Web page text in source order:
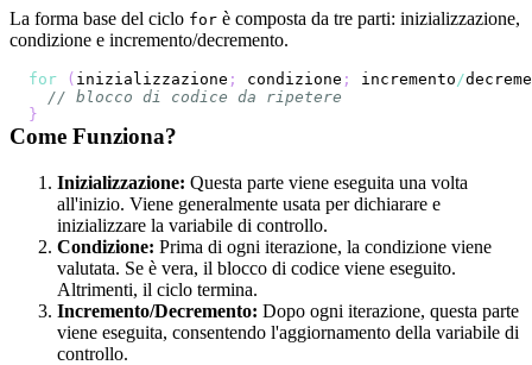
La forma base del ciclo for è composta da tre parti: inizializzazione,
condizione e incremento/decremento.
for ( inizializzazione ; condizione ; incremento /
// blocco di codice da ripetere
}
Come Funziona?
Inizializzazione: Questa parte viene eseguita una volta
all'inizio. Viene generalmente usata per dichiarare e
inizializzare la variabile di controllo.
Condizione: Prima di ogni iterazione, la condizione viene
valutata. Se è vera, il blocco di codice viene eseguito.
Altrimenti, il ciclo termina.
Incremento/Decremento: Dopo ogni iterazione, questa parte
viene eseguita, consentendo l'aggiornamento della variabile di
controllo.